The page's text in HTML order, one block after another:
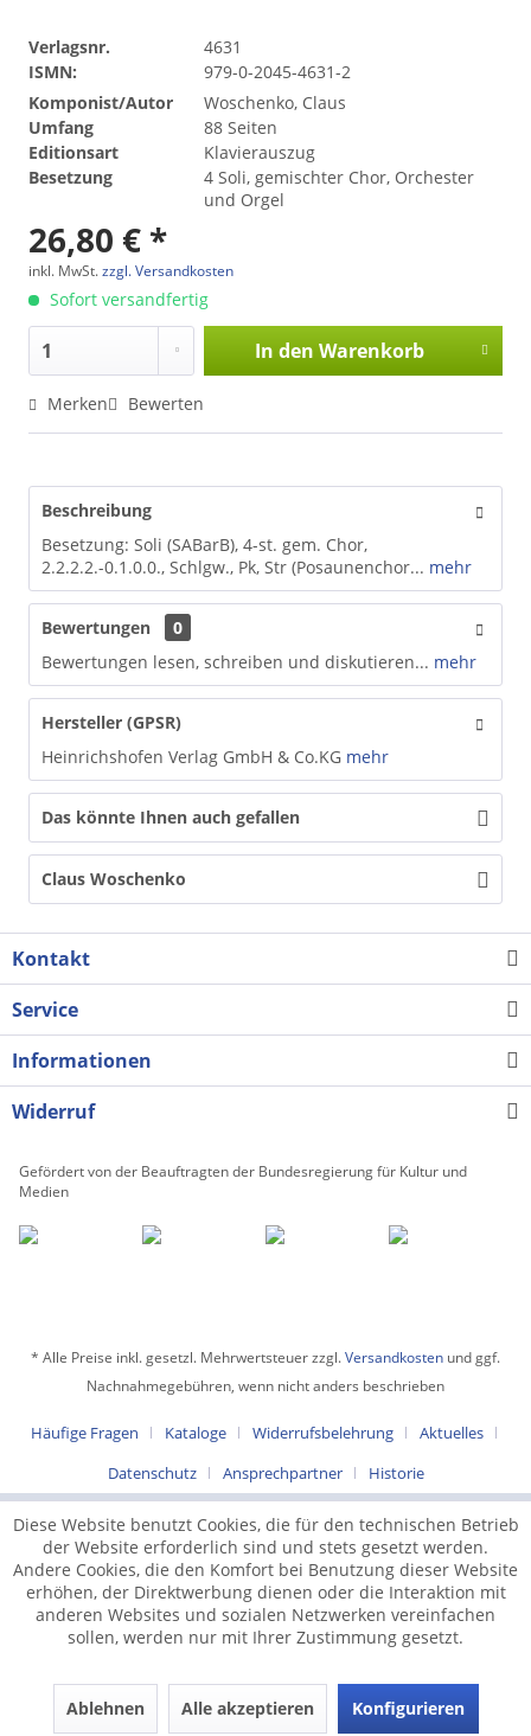
Verlagsnr.
4631
ISMN:
979-0-2045-4631-2
Komponist/Autor
Woschenko, Claus
Umfang
88 Seiten
Editionsart
Klavierauszug
Besetzung
4 Soli, gemischter Chor, Orchester
und Orgel
26,80 € *
inkl. MwSt.zzgl. Versandkosten
Sofort versandfertig
In den Warenkorb
Merken Bewerten
Beschreibung
Besetzung: Soli (SABarB), 4-st. gem. Chor,
2.2.2.2.-0.1.0.0., Schlgw., Pk, Str (Posaunenchor... mehr
Bewertungen
0
Bewertungen lesen, schreiben und diskutieren... mehr
Hersteller (GPSR)
Heinrichshofen Verlag GmbH & Co.KG mehr
Das könnte Ihnen auch gefallen
Claus Woschenko
Kontakt
Service
Informationen
Widerruf
Gefördert von der Beauftragten der Bundesregierung für Kultur und
Medien
* Alle Preise inkl. gesetzl. Mehrwertsteuer zzgl.Versandkosten und ggf.
Nachnahmegebühren, wenn nicht anders beschrieben
Häufige Fragen Kataloge Widerrufsbelehrung
Aktuelles
Datenschutz
Ansprechpartner Historie
Diese Website benutzt Cookies, die für den technischen Betrieb
der Website erforderlich sind und stets gesetzt werden.
Andere Cookies, die den Komfort bei Benutzung dieser Website
erhöhen, der Direktwerbung dienen oder die Interaktion mit
anderen Websites und sozialen Netzwerken vereinfachen
sollen, werden nur mit Ihrer Zustimmung gesetzt.
Ablehnen Alle akzeptieren Konfigurieren